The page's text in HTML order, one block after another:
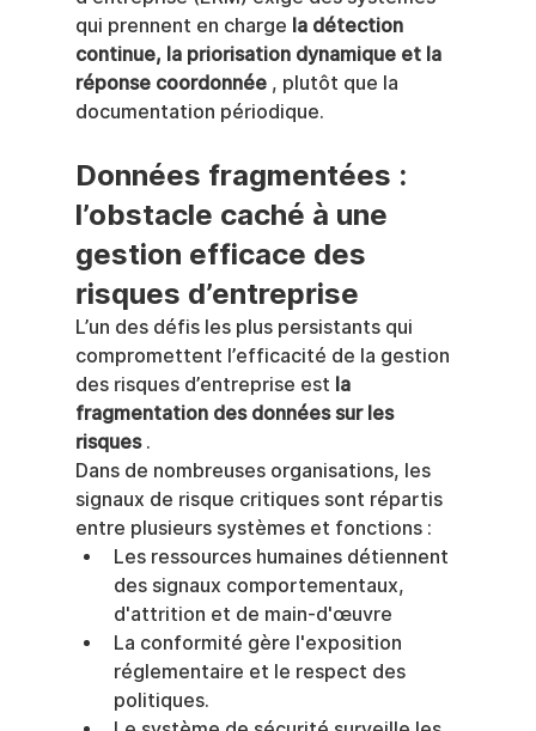
qui prennent en charge la détection
continue, la priorisation dynamique et la
réponse coordonnée , plutôt que la
documentation périodique.
Données fragmentées :
l’obstacle caché à une
gestion efficace des
risques d’entreprise
L’un des défis les plus persistants qui
compromettent l’efficacité de la gestion
des risques d’entreprise est la
fragmentation des données sur les
risques .
Dans de nombreuses organisations, les
signaux de risque critiques sont répartis
entre plusieurs systèmes et fonctions :
Les ressources humaines détiennent
des signaux comportementaux,
d'attrition et de main-d'œuvre
La conformité gère l'exposition
réglementaire et le respect des
politiques.